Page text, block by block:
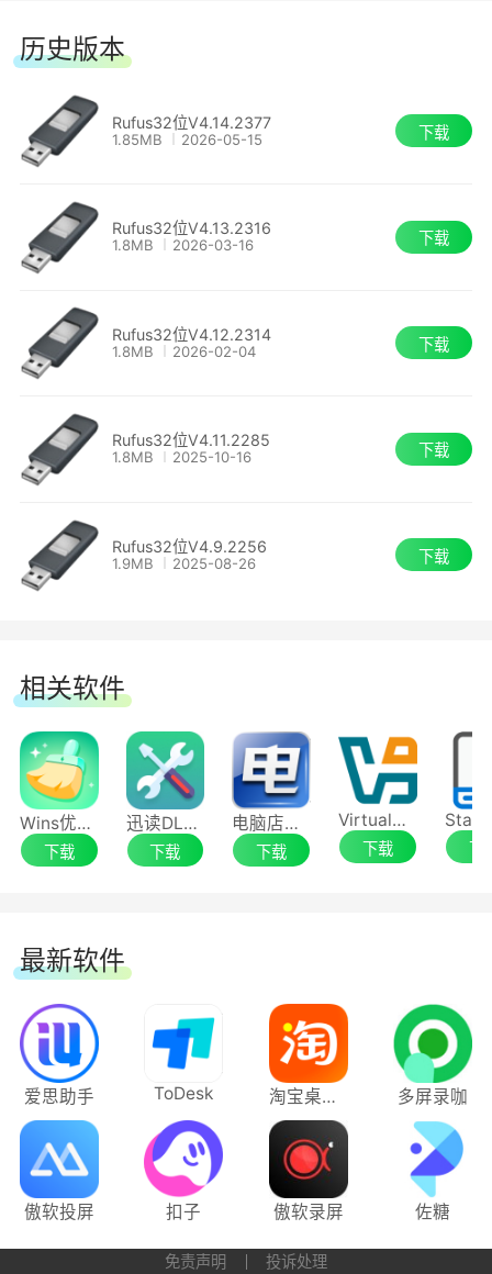
等) 刻录到 USB 安装媒介的情况
3、需要在 DOS 环境下刷写 BIOS 或其他固件的情
况
4、需要运行低级工具的情况
历史版本
Rufus32位V4.14.2377
1.85MB 2026-05-15 下载
Rufus32位V4.13.2316
1.8MB 2026-03-16 下载
Rufus32位V4.12.2314
1.8MB 2026-02-04 下载
Rufus32位V4.11.2285
1.8MB 2025-10-16 下载
Rufus32位V4.9.2256
1.9MB 2025-08-26 下载
相关软件
Wins优化清理大师
下载
迅读DLL修复工具
下载
电脑店U盘启动盘制作工具
下载
VirtualBox
下载 下
最新软件
爱思助手 ToDesk 淘宝桌面版 多屏录咖
傲软投屏 扣子 傲软录屏 佐糖
免责声明 投诉处理